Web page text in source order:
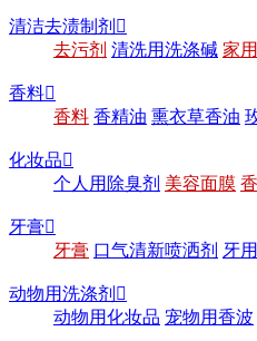
清洁去渍制剂 
去污剂 清洗用洗涤碱 家
香料
香料 香精油 熏衣草香油
化妆品
个人用除臭剂 美容面膜
牙膏
牙膏 口气清新喷洒剂 牙
动物用洗涤剂 
动物用化妆品 宠物用香波